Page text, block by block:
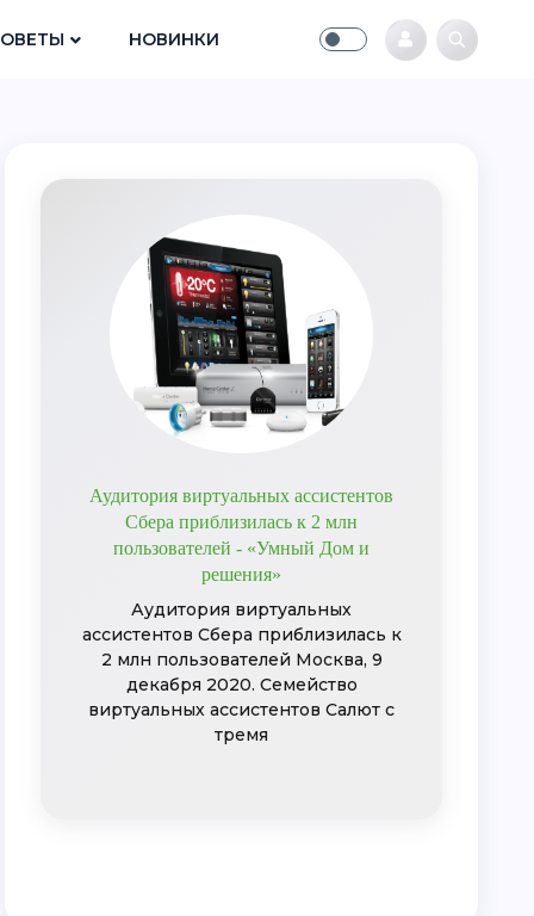
НОВИНКИ
Аудитория виртуальных ассистентов
Сбера приблизилась к 2 млн
пользователей - «Умный Дом и
решения»
Аудитория виртуальных
ассистентов Сбера приблизилась к
2 млн пользователей Москва, 9
декабря 2020. Семейство
виртуальных ассистентов Салют с
тремя